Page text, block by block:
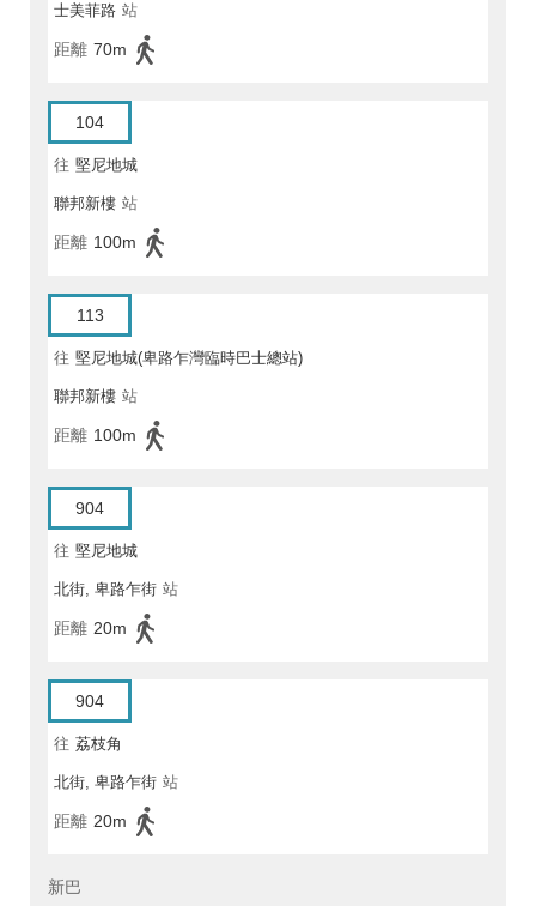
士美菲路 站
距離 70m
104
往 堅尼地城
聯邦新樓 站
距離 100m
113
往 堅尼地城(卑路乍灣臨時巴士總站)
聯邦新樓 站
距離 100m
904
往 堅尼地城
北街, 卑路乍街 站
距離 20m
904
往 荔枝角
北街, 卑路乍街 站
距離 20m
新巴